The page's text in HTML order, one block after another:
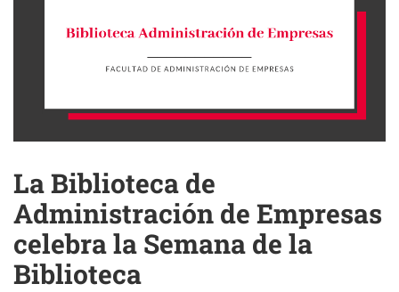
La Biblioteca de
Administración de Empresas
celebra la Semana de la
Biblioteca